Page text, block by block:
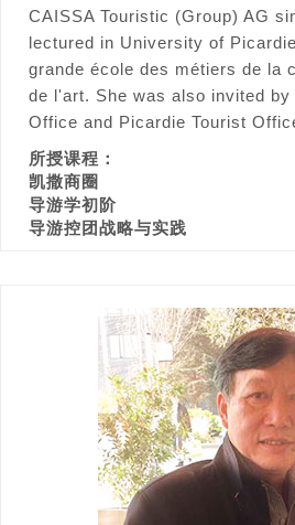
CAISSA Touristic (Group) AG
lectured in University of
grande école des métiers de la
de l'art. She was also invited by
Office and Picardie Tourist
所授课程：
凯撒商圈
导游学初阶
导游控团战略与实践